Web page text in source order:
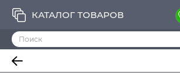
КАТАЛОГ ТОВАРОВ